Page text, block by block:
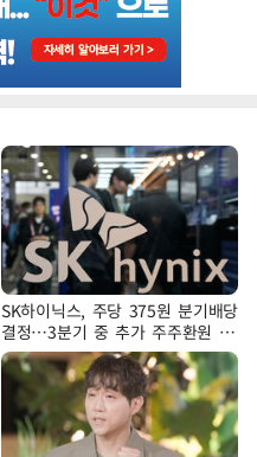
SK하이닉스, 주당 375원 분기배당
결정…3분기 중 추가 주주환원 발
표